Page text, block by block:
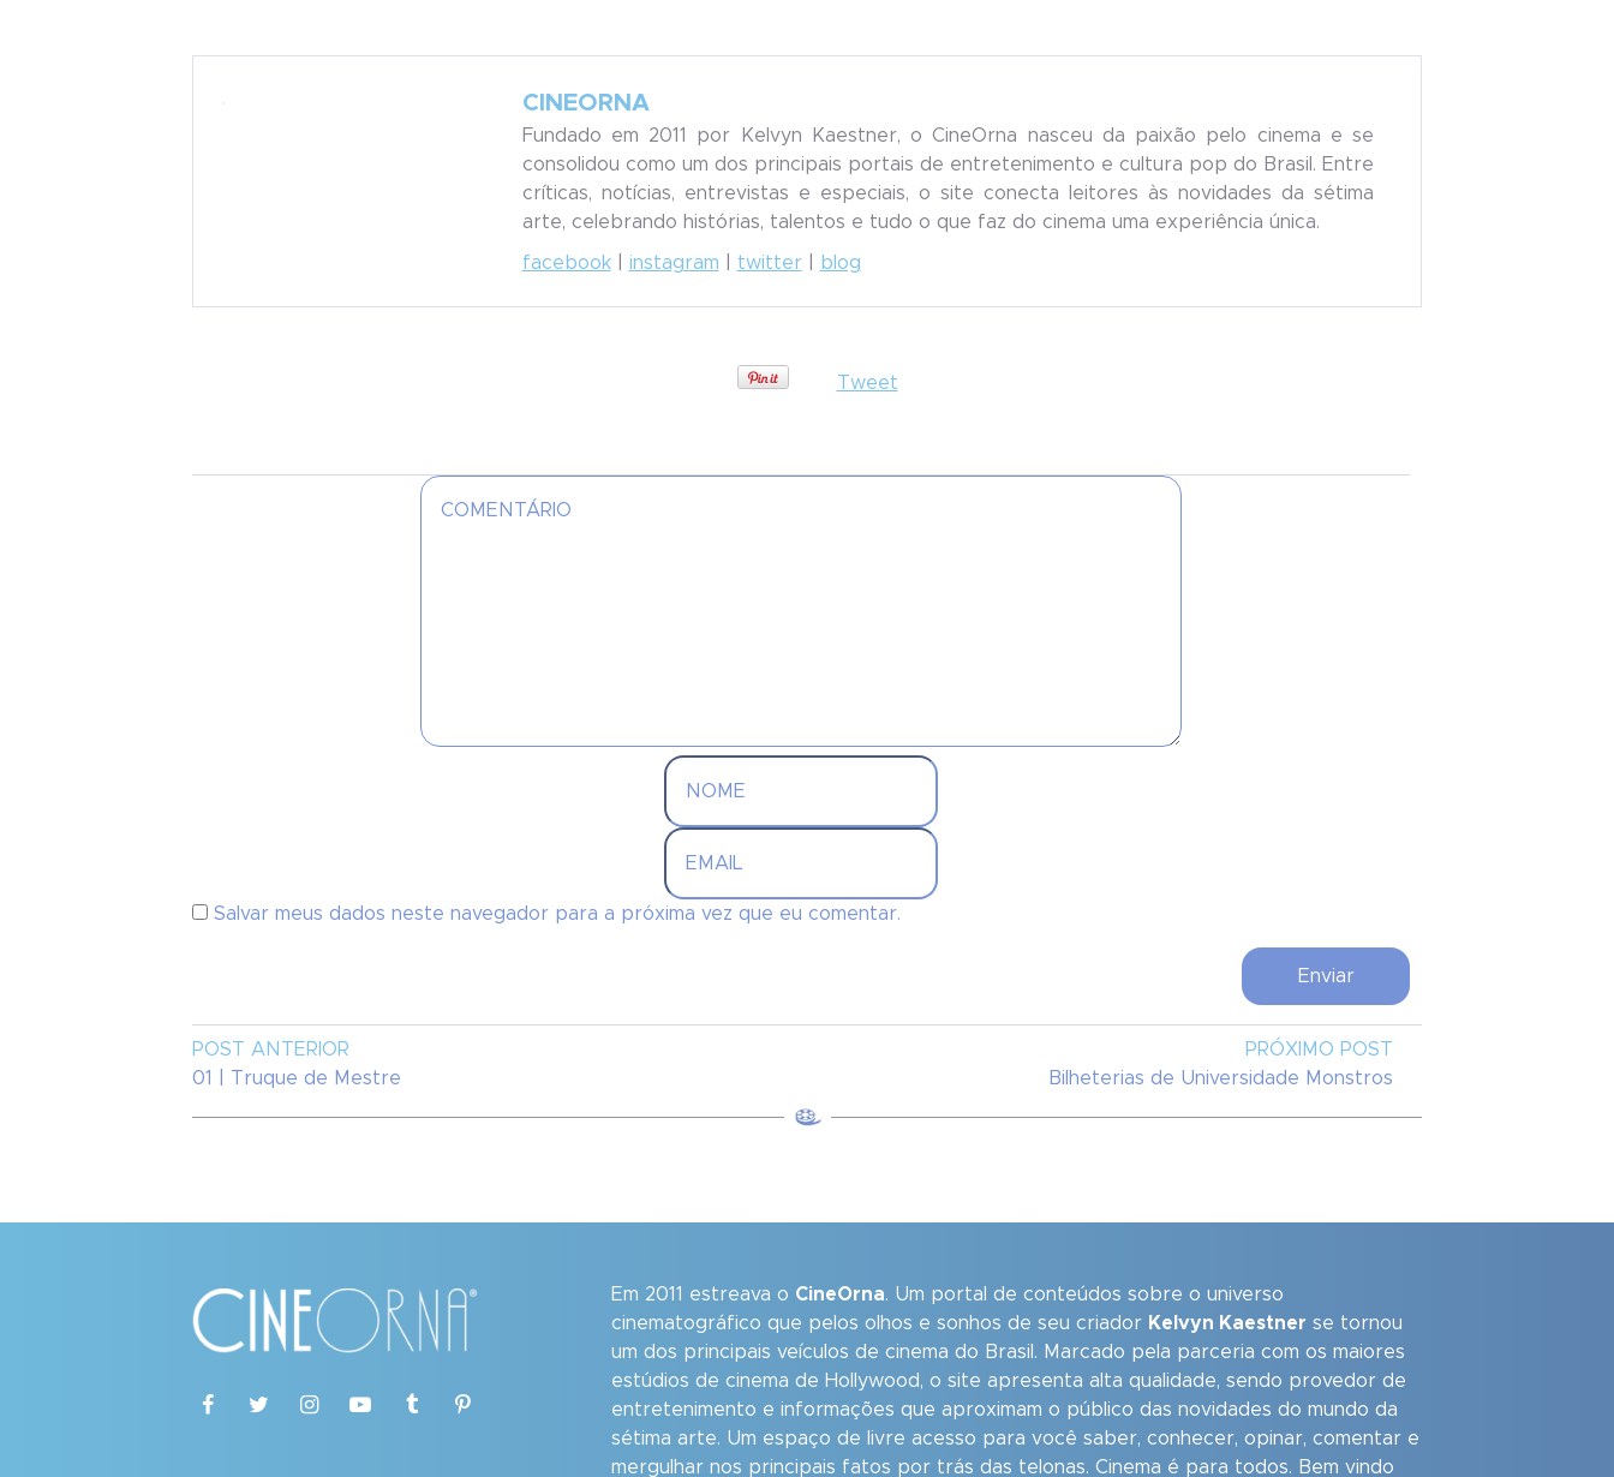
CINEORNA
Fundado em 2011 por Kelvyn Kaestner, o CineOrna nasceu da paixão pelo cinema e se
consolidou como um dos principais portais de entretenimento e cultura pop do Brasil. Entre
críticas, notícias, entrevistas e especiais, o site conecta leitores às novidades da sétima
arte, celebrando histórias, talentos e tudo o que faz do cinema uma experiência única.
facebook| instagram twitter| blog
Tweet
Salvar meus dados neste navegador para a próxima vez que eu comentar.
POST ANTERIOR
01 | Truque de Mestre
PRÓXIMO POST
Bilheterias de Universidade Monstros
Em 2011 estreava o CineOrna. Um portal de conteúdos sobre o universo
cinematográfico que pelos olhos e sonhos de seu criador Kelvyn Kaestner se tornou
um dos principais veículos de cinema do Brasil. Marcado pela parceria com os maiores
estúdios de cinema de Hollywood, o site apresenta alta qualidade, sendo provedor de
entretenimento e informações que aproximam o público das novidades do mundo da
sétima arte. Um espaço de livre acesso para você saber, conhecer, opinar, comentar e
mergulhar nos principais fatos por trás das telonas. Cinema é para todos. Bem vindo